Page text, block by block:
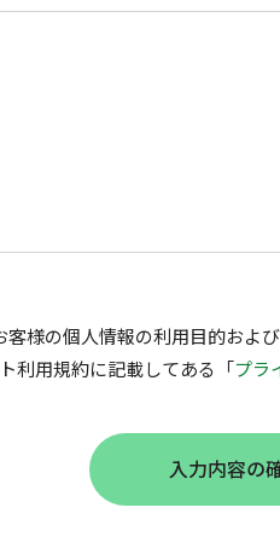
客様の個人情報の利用目的およ
利用規約に記載してある「プラ
入力内容の